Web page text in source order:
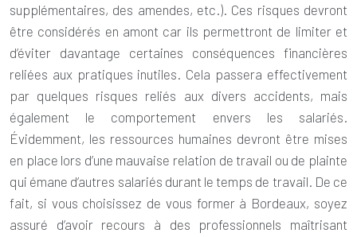
supplémentaires, des amendes, etc.). Ces risques devront
être considérés en amont car ils permettront de limiter et
d’éviter davantage certaines conséquences financières
reliées aux pratiques inutiles. Cela passera effectivement
par quelques risques reliés aux divers accidents, mais
également le comportement envers les salariés.
Évidemment, les ressources humaines devront être mises
en place lors d’une mauvaise relation de travail ou de plainte
qui émane d’autres salariés durant le temps de travail. De ce
fait, si vous choisissez de vous former à Bordeaux, soyez
assuré d’avoir recours à des professionnels maîtrisant